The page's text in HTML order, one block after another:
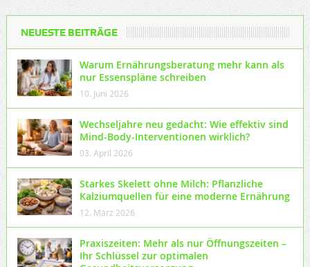
NEUESTE BEITRÄGE
Warum Ernährungsberatung mehr kann als
nur Essenspläne schreiben
10. Juni 2026
Wechseljahre neu gedacht: Wie effektiv sind
Mind-Body-Interventionen wirklich?
03. April 2026
Starkes Skelett ohne Milch: Pflanzliche
Kalziumquellen für eine moderne Ernährung
12. März 2026
Praxiszeiten: Mehr als nur Öffnungszeiten –
Ihr Schlüssel zur optimalen